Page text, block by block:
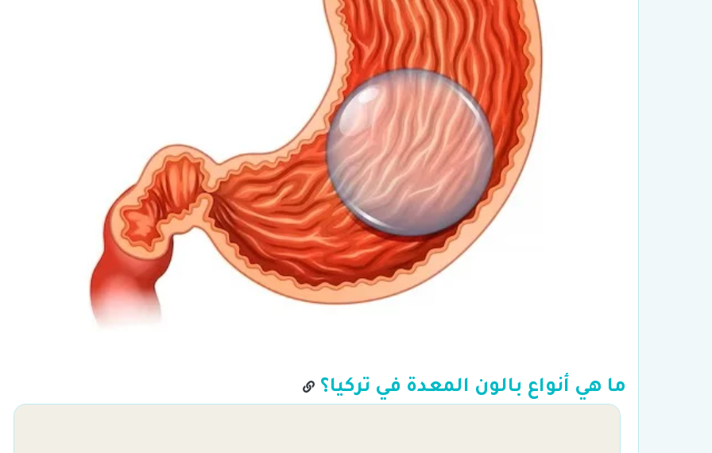
ما هي أنواع بالون المعدة في تركيا؟